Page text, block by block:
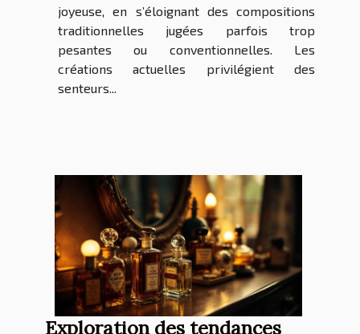
joyeuse, en s’éloignant des compositions
traditionnelles jugées parfois trop
pesantes ou conventionnelles. Les
créations actuelles privilégient des
senteurs...
Exploration des tendances